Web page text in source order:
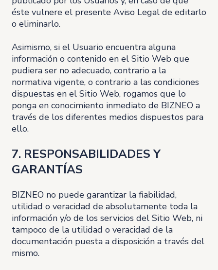
éste vulnere el presente Aviso Legal de editarlo
o eliminarlo.
Asimismo, si el Usuario encuentra alguna
información o contenido en el Sitio Web que
pudiera ser no adecuado, contrario a la
normativa vigente, o contrario a las condiciones
dispuestas en el Sitio Web, rogamos que lo
ponga en conocimiento inmediato de BIZNEO a
través de los diferentes medios dispuestos para
ello.
7. RESPONSABILIDADES Y
GARANTÍAS
BIZNEO no puede garantizar la fiabilidad,
utilidad o veracidad de absolutamente toda la
información y/o de los servicios del Sitio Web, ni
tampoco de la utilidad o veracidad de la
documentación puesta a disposición a través del
mismo.